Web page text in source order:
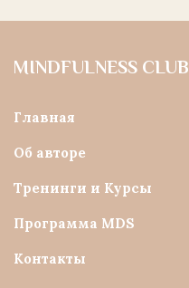
MINDFULNESS CLUB
Главная
Об авторе
Тренинги и Курсы
Программа MDS
Контакты